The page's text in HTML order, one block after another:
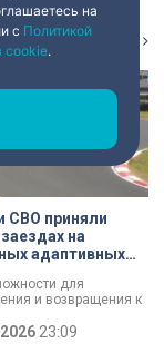
СВО приняли
на
адаптивных
для
и возвращения к
дом» в Петербурге
с участниками
23:09
на
с Политикой
cookie.